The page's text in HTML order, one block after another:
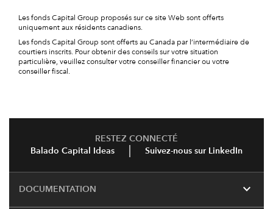
Les fonds Capital Group proposés sur ce site Web sont offerts
uniquement aux résidents canadiens.
Les fonds Capital Group sont offerts au Canada par l’intermédiaire de
courtiers inscrits. Pour obtenir des conseils sur votre situation
particulière, veuillez consulter votre conseiller financier ou votre
conseiller fiscal.
RESTEZ CONNECTÉ
Balado Capital Ideas
Suivez-nous sur LinkedIn
DOCUMENTATION expand_more